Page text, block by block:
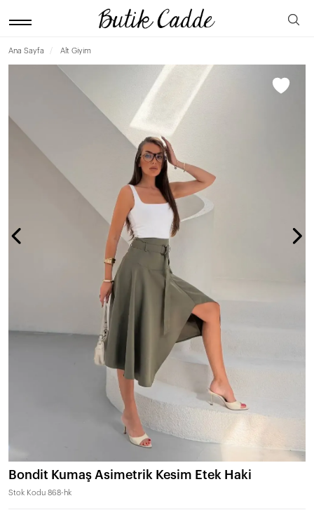
Ana Sayfa Alt Giyim
Bondit Kumaş Asimetrik Kesim Etek Haki
Stok Kodu 868-hk